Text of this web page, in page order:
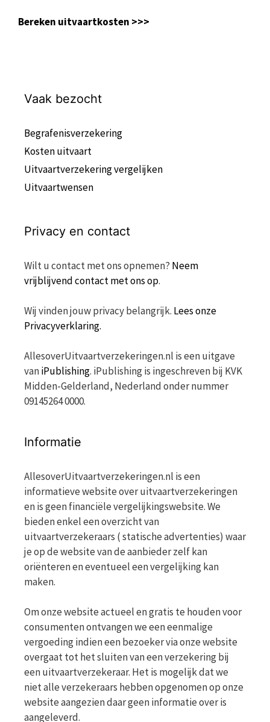
Bereken uitvaartkosten >>>
Vaak bezocht
Begrafenisverzekering
Kosten uitvaart
Uitvaartverzekering vergelijken
Uitvaartwensen
Privacy en contact
Wilt u contact met ons opnemen? Neem
vrijblijvend contact met ons op.
Wij vinden jouw privacy belangrijk. Lees onze
Privacyverklaring.
AllesoverUitvaartverzekeringen.nl is een uitgave
vaniPublishing. iPublishing is ingeschreven bij KVK
Midden-Gelderland, Nederland onder nummer
09145264 0000.
Informatie
AllesoverUitvaartverzekeringen.nl is een
informatieve website over uitvaartverzekeringen
en is geen financiële vergelijkingswebsite. We
bieden enkel een overzicht van
uitvaartverzekeraars ( statische advertenties) waar
je op de website van de aanbieder zelf kan
oriënteren en eventueel een vergelijking kan
maken.
Om onze website actueel en gratis te houden voor
consumenten ontvangen we een eenmalige
vergoeding indien een bezoeker via onze website
overgaat tot het sluiten van een verzekering bij
een uitvaartverzekeraar. Het is mogelijk dat we
niet alle verzekeraars hebben opgenomen op onze
website aangezien daar geen informatie over is
aangeleverd.